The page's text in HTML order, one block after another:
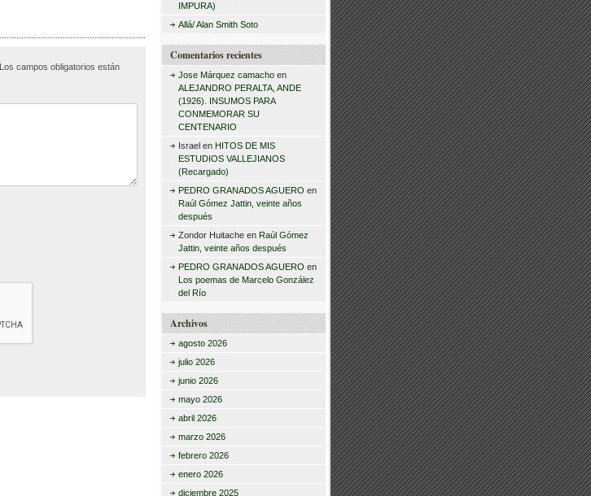
Los campos obligatorios están
IMPURA)
Allá/ Alan Smith Soto
Comentarios recientes
Jose Márquez camachoen
ALEJANDRO PERALTA, ANDE
(1926). INSUMOS PARA
CONMEMORAR SU
CENTENARIO
Israelen HITOS DE MIS
ESTUDIOS VALLEJIANOS
(Recargado)
PEDRO GRANADOS AGUERO en
Raúl Gómez Jattin, veinte años
después
Zondor Huitacheen Raúl Gómez
Jattin, veinte años después
PEDRO GRANADOS AGUERO en
Los poemas de Marcelo González
del Río
Archivos
agosto 2026
julio 2026
junio 2026
mayo 2026
abril 2026
marzo 2026
febrero 2026
enero 2026
diciembre 2025